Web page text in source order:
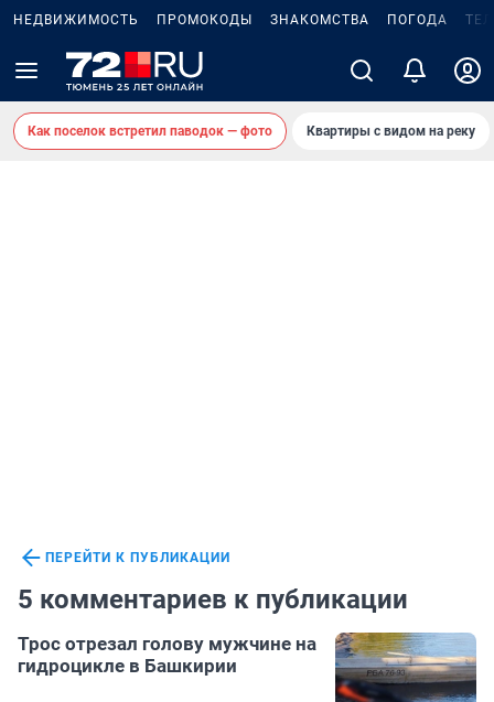
НЕДВИЖИМОСТЬ ПРОМОКОДЫ ЗНАКОМСТВА ПОГОДА
Как поселок встретил паводок — фото Квартиры с видом на реку
ПЕРЕЙТИ К ПУБЛИКАЦИИ
5 комментариев к публикации
Трос отрезал голову мужчине на
гидроцикле в Башкирии